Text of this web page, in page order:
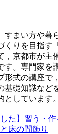
すまい方や暮
くりを目指す
，京都市が主
す。専門家を
形式の講座で
基礎知識など
としています。
した】習う・
床の間飾り